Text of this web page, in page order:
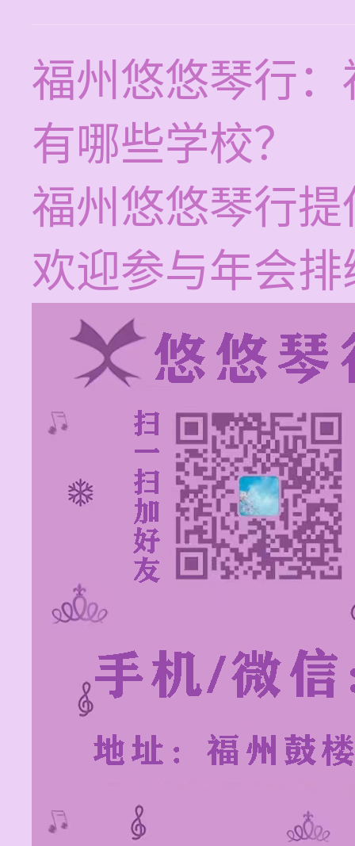
福州悠悠琴行
有哪些学校？
福州悠悠琴行
欢迎参与年会